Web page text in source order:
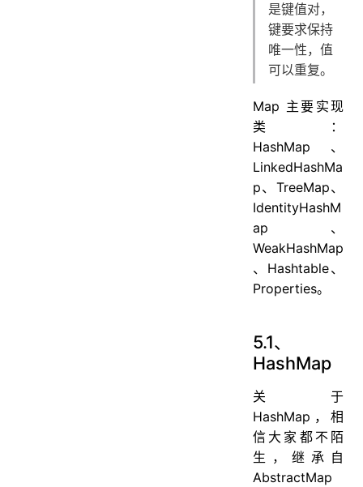
是键值对，
键要求保持
唯一性，值
可以重复。
Map 主要实现
类：
HashMap、
LinkedHashMa
p、TreeMap、
IdentityHashM
ap、
WeakHashMap
、Hashtable、
Properties。
5.1、
HashMap
关于
HashMap，相
信大家都不陌
生，继承自
AbstractMap